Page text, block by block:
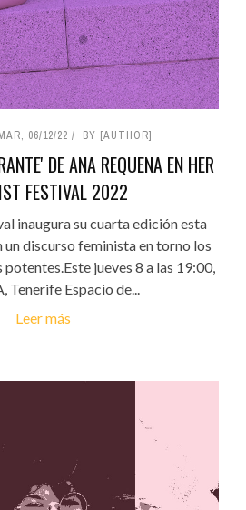
06/12/22 BY [AUTHOR]
DE ANA REQUENA EN HER
FESTIVAL 2022
inaugura su cuarta edición esta
un discurso feminista en torno los
jueves 8 a las 19:00,
Tenerife Espacio de...
Leer más